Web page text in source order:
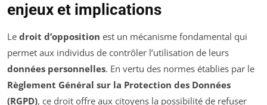
enjeux et implications
Le droit d’opposition est un mécanisme fondamental qui
permet aux individus de contrôler l’utilisation de leurs
données personnelles. En vertu des normes établies par le
Règlement Général sur la Protection des Données
(RGPD), ce droit offre aux citoyens la possibilité de refuser